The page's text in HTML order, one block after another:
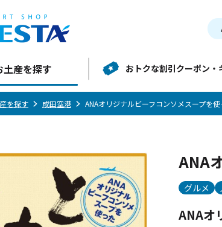
土産を探す おトクな割引クーポン・
を探す 成田空港 ANAオリジナルビーフコンソメスープを
ANA
グルメ
ANAオ